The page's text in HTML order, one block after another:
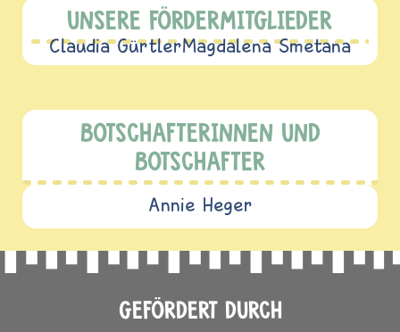
UNSERE FÖRDERMITGLIEDER
Claudia GürtlerMagdalena Smetana
BOTSCHAFTERINNEN UND
BOTSCHAFTER
Annie Heger
GEFÖRDERT DURCH